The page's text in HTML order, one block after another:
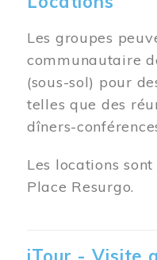
Les groupes
communautaire
(sous-sol) pour
telles que des
dîners-
Les locations
Place Resurgo.